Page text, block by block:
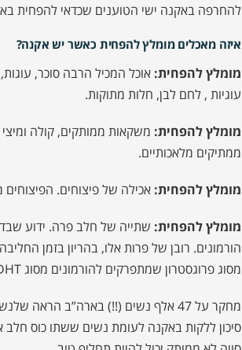
להחרפה באקנה ישי הטוענים שכדאי להפחית
איזה מאכלים מומלץ להפחית כאשר יש אקנה?
מומלץ להפחית: אוכל המכיל הרבה סוכר,
עוגיות , לחם לבן, חלות מתוקות.
מומלץ להפחית: משקאות ממותקים, קולה
ממתיקים מלאכותיים.
מומלץ להפחית: אכילה של פיצוחים.
מומלץ להפחית: שתייה של חלב פרה. ידוע
הורמונים. רובן של פרות אלו, בהריון בזמן
מסוג פרוגסטרון שמתפרקים להורמונים מסוג Dihydroxy testosterone – DHT הידועים כמחמירי אקנה.
סיכון ללקות באקנה לעומת נשים ששתו כוס